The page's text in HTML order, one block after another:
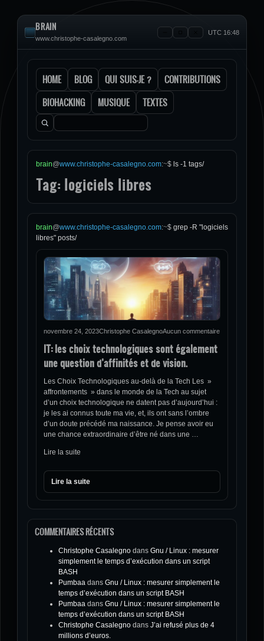
BRAIN
www.christophe-casalegno.com
UTC 16:48
HOME BLOG QUI SUIS-JE ?
CONTRIBUTIONS
BIOHACKING
MUSIQUE TEXTES
Rechercher :
brain@www.christophe-casalegno.com:~$ ls -1 tags/
Tag: logiciels libres
brain@www.christophe-casalegno.com:~$ grep -R "logiciels
libres" posts/
novembre 24, 2023Christophe CasalegnoAucun commentaire
IT: les choix technologiques sont également
une question d’affinités et de vision.
Les Choix Technologiques au-delà de la Tech Les »
affrontements » dans le monde de la Tech au sujet
d’un choix technologique ne datent pas d’aujourd’hui :
je les ai connus toute ma vie, et, ils ont sans l’ombre
d’un doute précédé ma naissance. Je pense avoir eu
une chance extraordinaire d’être né dans une …
Lire la suite
Lire la suite
COMMENTAIRES RÉCENTS
Christophe Casalegno dans Gnu / Linux : mesurer
simplement le temps d’exécution dans un script
BASH
Pumbaa dans Gnu / Linux : mesurer simplement le
temps d’exécution dans un script BASH
Pumbaa dans Gnu / Linux : mesurer simplement le
temps d’exécution dans un script BASH
Christophe Casalegno dans J’ai refusé plus de 4
millions d’euros.